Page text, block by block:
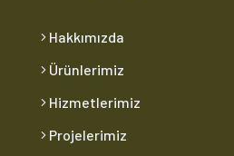
Hakkımızda
Ürünlerimiz
Hizmetlerimiz
Projelerimiz